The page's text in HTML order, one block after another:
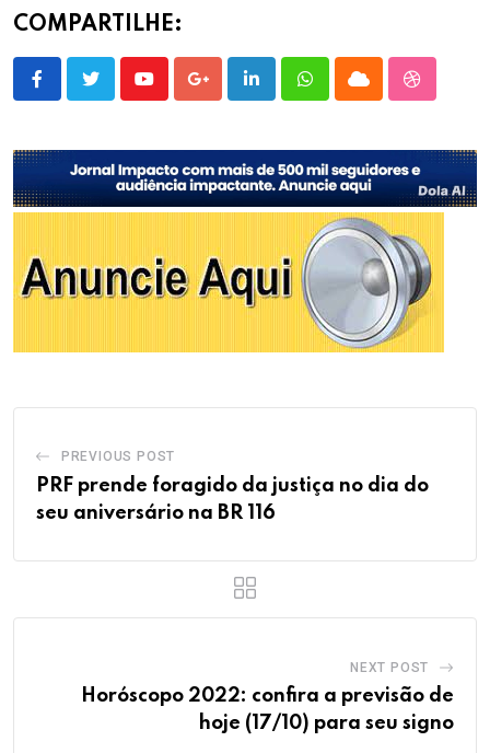
COMPARTILHE:
YoutubeGoogle+LinkedInWhatsappCloud
PREVIOUS POST
PRF prende foragido da justiça no dia do
seu aniversário na BR 116
NEXT POST
Horóscopo 2022: confira a previsão de
hoje (17/10) para seu signo